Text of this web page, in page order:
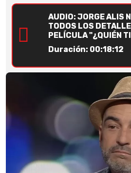
AUDIO: JORGE ALIS
TODOS LOS
PELÍCULA "¿QUIÉN
Duración: 00:18:12